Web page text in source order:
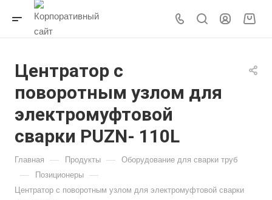
Центратор с
поворотным узлом для
электромуфтовой
сварки PUZN- 110L
Главная — Продукты — Оборудование для сварки труб
— Позиционеры —
Центратор с поворотным узлом для электромуфтовой сварки